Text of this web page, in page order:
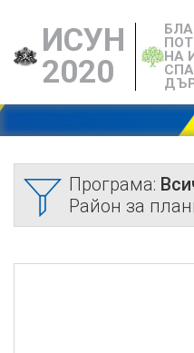
ИСУН
2020
НА
Програма:
Район за